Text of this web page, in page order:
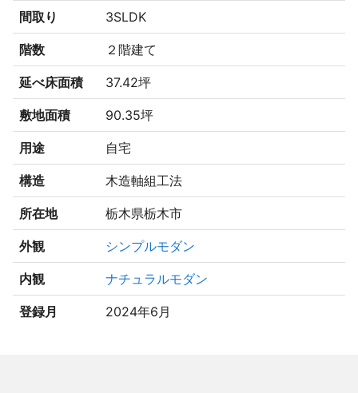
間取り 3SLDK
階数 ２階建て
延べ床面積 37.42坪
敷地面積 90.35坪
用途 自宅
構造 木造軸組工法
所在地 栃木県栃木市
外観 シンプルモダン
内観 ナチュラルモダン
登録月 2024年6月